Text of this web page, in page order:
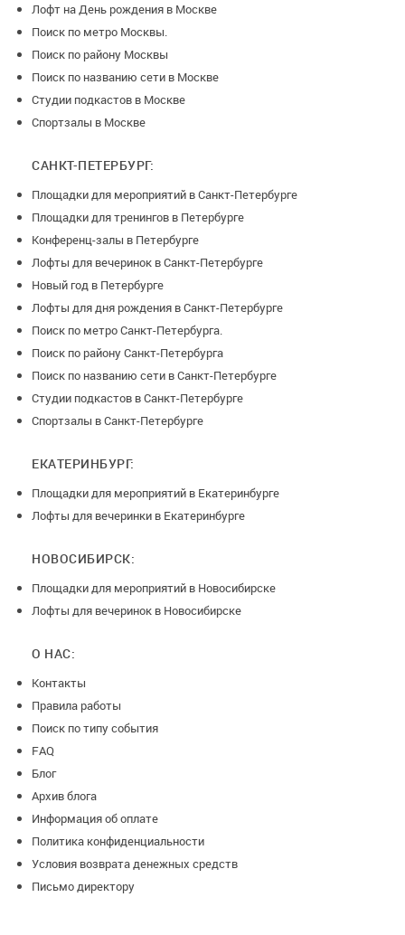
Лофт на День рождения в Москве
Поиск по метро Москвы.
Поиск по району Москвы
Поиск по названию сети в Москве
Студии подкастов в Москве
Спортзалы в Москве
САНКТ-ПЕТЕРБУРГ:
Площадки для мероприятий в Санкт-Петербурге
Площадки для тренингов в Петербурге
Конференц-залы в Петербурге
Лофты для вечеринок в Санкт-Петербурге
Новый год в Петербурге
Лофты для дня рождения в Санкт-Петербурге
Поиск по метро Санкт-Петербурга.
Поиск по району Санкт-Петербурга
Поиск по названию сети в Санкт-Петербурге
Студии подкастов в Санкт-Петербурге
Спортзалы в Санкт-Петербурге
ЕКАТЕРИНБУРГ:
Площадки для мероприятий в Екатеринбурге
Лофты для вечеринки в Екатеринбурге
НОВОСИБИРСК:
Площадки для мероприятий в Новосибирске
Лофты для вечеринок в Новосибирске
О НАС:
Контакты
Правила работы
Поиск по типу события
FAQ
Блог
Архив блога
Информация об оплате
Политика конфиденциальности
Условия возврата денежных средств
Письмо директору